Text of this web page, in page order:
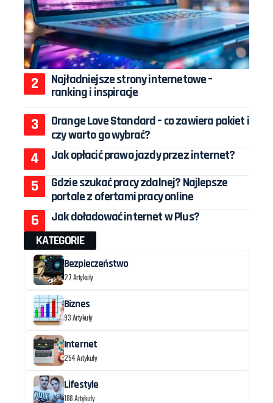
Najładniejsze strony internetowe –
ranking i inspiracje
Orange Love Standard – co zawiera pakiet i
czy warto go wybrać?
Jak opłacić prawo jazdy przez internet?
Gdzie szukać pracy zdalnej? Najlepsze
portale z ofertami pracy online
Jak doładować internet w Plus?
KATEGORIE
Bezpieczeństwo
27 Artykuły
Biznes
93 Artykuły
Internet
254 Artykuły
Lifestyle
188 Artykuły